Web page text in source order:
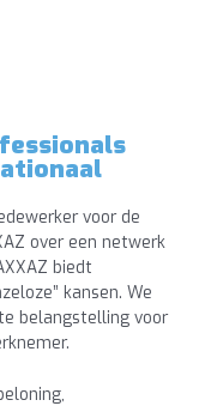
voor de
over een netwerk
biedt
kansen. We
belangstelling voor